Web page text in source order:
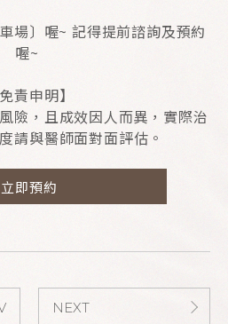
場〕喔~ 記得提前諮詢及預約
喔~
免責申明】
險，且成效因人而異，實際治
請與醫師面對面評估。
立即預約
NEXT